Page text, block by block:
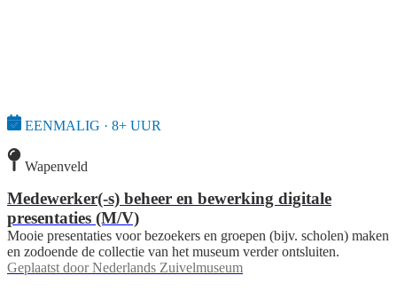
EENMALIG · 8+ UUR
Wapenveld
Medewerker(-s) beheer en bewerking digitale
presentaties (M/V)
Mooie presentaties voor bezoekers en groepen (bijv. scholen) maken
en zodoende de collectie van het museum verder ontsluiten.
Geplaatst door Nederlands Zuivelmuseum